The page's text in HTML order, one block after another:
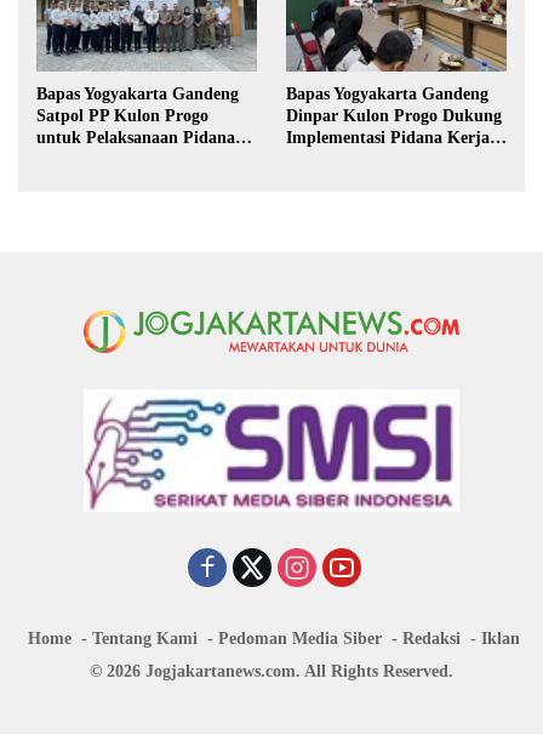
Bapas Yogyakarta Gandeng
Satpol PP Kulon Progo
untuk Pelaksanaan Pidana
Bapas Yogyakarta Gandeng
Dinpar Kulon Progo Dukung
Implementasi Pidana Kerja
Home Tentang Kami Pedoman Media Siber Redaksi
Iklan
© 2026 Jogjakartanews.com. All Rights Reserved.